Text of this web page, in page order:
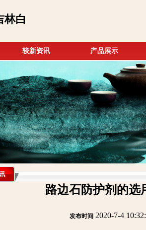
林白
较新资讯 产品展示
路边石防护剂的选
发布时间 2020-7-4